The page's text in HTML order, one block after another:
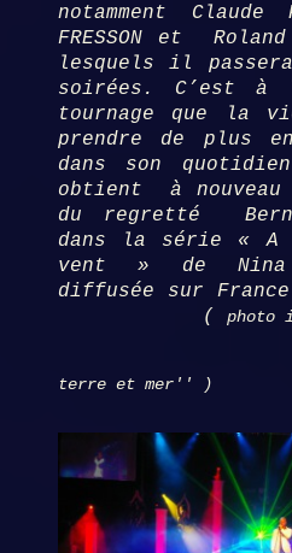
notamment Claude
FRESSON et
lesquels il
soirées. C’est
tournage que la
prendre de plus
dans son
obtient à
du regretté
dans la série « A
vent » de Nina
diffusée sur
( photo
terre et mer'' )